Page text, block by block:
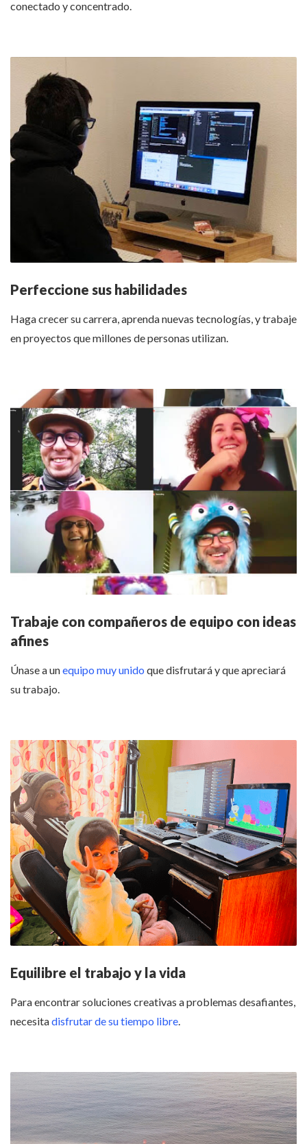
conectado y concentrado.
Perfeccione sus habilidades
Haga crecer su carrera, aprenda nuevas tecnologías , y trabaje
en proyectos que millones de personas utilizan.
Trabaje con compañeros de equipo con ideas
afines
Únase a unequipo muy unido que disfrutará y que apreciará
su trabajo.
Equilibre el trabajo y la vida
Para encontrar soluciones creativas a problemas desafiantes,
necesitadisfrutar de su tiempo libre